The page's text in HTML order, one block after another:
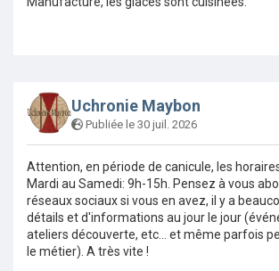
Uchronie Maybon
Publiée le 30 juil. 2026
Attention, en période de canicule, les
Mardi au Samedi: 9h-15h. Pensez à vous
réseaux sociaux si vous en avez, il y a
détails et d'informations au jour le jour
ateliers découverte, etc... et même parfois
le métier). A très vite !